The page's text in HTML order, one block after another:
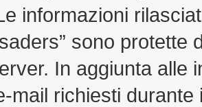
informazioni
sono protette
In aggiunta alle
mail richiesti